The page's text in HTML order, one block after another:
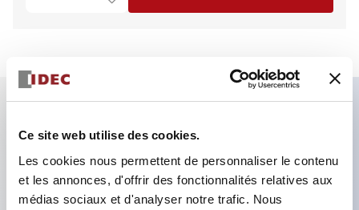
Ce site web utilise des cookies.
Les cookies nous permettent de personnaliser le contenu
et les annonces, d'offrir des fonctionnalités relatives aux
médias sociaux et d'analyser notre trafic. Nous
Caractéristiques clés
2 contacts 2NF, verrouillage électromagnétique
Le plus petit du secteur avec une force de